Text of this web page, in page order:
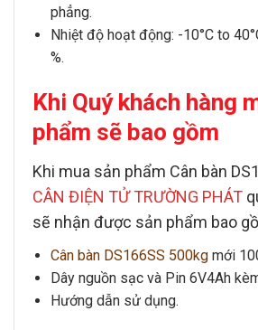
phẳng.
Nhiệt độ hoạt động: -10°C to
%.
Khi Quý khách hàng
phẩm sẽ bao gồm
Khi mua sản phẩm Cân bàn
CÂN ĐIỆN TỬ TRƯỜNG PHÁT
sẽ nhận được sản phẩm bao
Cân bàn DS166SS 500kg mới
Dây nguồn sạc và Pin 6V4Ah
Hướng dẫn sử dụng.